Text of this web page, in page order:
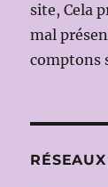
site, Cela
mal
comptons